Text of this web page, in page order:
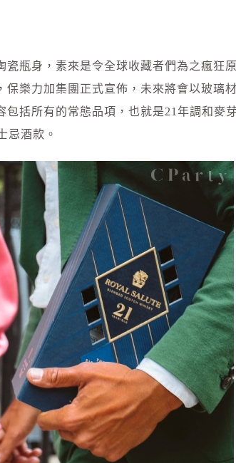
瓶身，素來是令全球收藏者們為之瘋狂原
保樂力加集團正式宣佈，未來將會以玻璃材
括所有的常態品項，也就是21年調和麥芽
忌酒款。